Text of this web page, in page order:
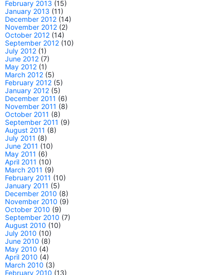
February 2013 (15)
January 2013 (11)
December 2012 (14)
November 2012 (2)
October 2012 (14)
September 2012 (10)
July 2012 (1)
June 2012 (7)
May 2012 (1)
March 2012 (5)
February 2012 (5)
January 2012 (5)
December 2011 (6)
November 2011 (8)
October 2011 (8)
September 2011 (9)
August 2011 (8)
July 2011 (8)
June 2011 (10)
May 2011 (6)
April 2011 (10)
March 2011 (9)
February 2011 (10)
January 2011 (5)
December 2010 (8)
November 2010 (9)
October 2010 (9)
September 2010 (7)
August 2010 (10)
July 2010 (10)
June 2010 (8)
May 2010 (4)
April 2010 (4)
March 2010 (3)
February 2010 (13)